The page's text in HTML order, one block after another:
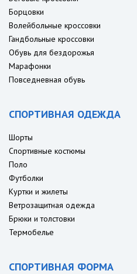
Борцовки
Волейбольные кроссовки
Гандбольные кроссовки
Обувь для бездорожья
Марафонки
Повседневная обувь
СПОРТИВНАЯ ОДЕЖДА
Шорты
Спортивные костюмы
Поло
Футболки
Куртки и жилеты
Ветрозащитная одежда
Брюки и толстовки
Термобелье
СПОРТИВНАЯ ФОРМА